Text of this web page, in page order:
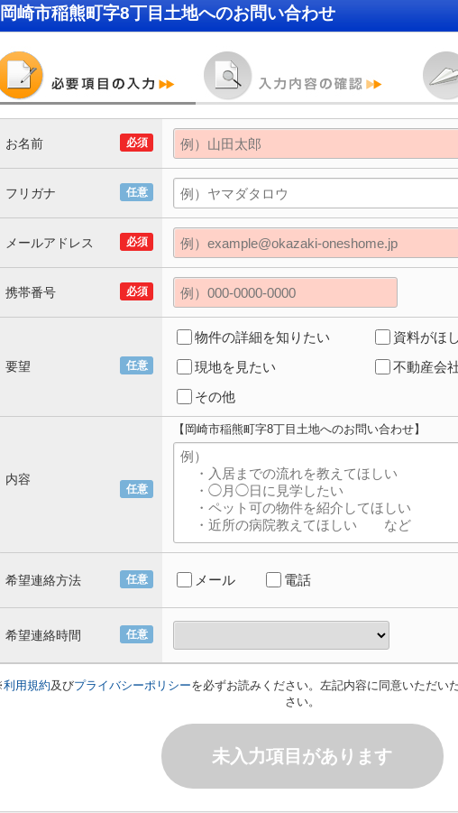
岡崎市稲熊町字8丁目土地へのお問い合わせ
必須
お名前
任意
フリガナ
必須
メールアドレス
必須
携帯番号
任意
要望
物件の詳細を知りたい
資料がほ
現地を見たい
不動産会
その他
任意
内容
【岡崎市稲熊町字8丁目土地へのお問い合わせ】
任意
希望連絡方法 メール 電話
任意
希望連絡時間
利用規約及びプライバシーポリシーを必ずお読みください。左記内容に同意いただい
さい。
未入力項目があります